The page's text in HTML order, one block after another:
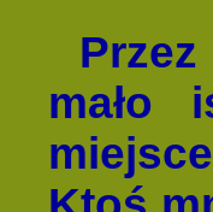
mało